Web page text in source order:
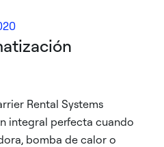
Rental Systems
integral perfecta cuando
bomba de calor o